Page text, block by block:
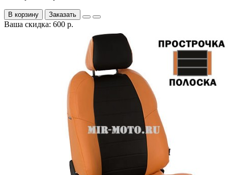
В корзину Заказать
Ваша скидка: 600 р.